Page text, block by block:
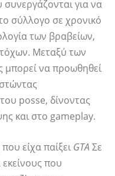
συνεργάζονται για να
σύλλογο σε χρονικό
των βραβείων,
Μεταξύ των
μπορεί να προωθηθεί
posse, δίνοντας
και στο gameplay.
είχα παίξει GTA Σε
που